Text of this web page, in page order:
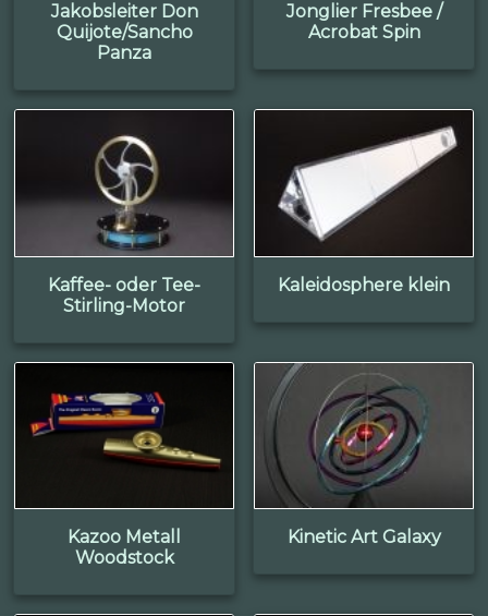
Jakobsleiter Don
Quijote/Sancho
Panza
Jonglier Fresbee /
Acrobat Spin
Kaffee- oder Tee-
Stirling-Motor
Kaleidosphere klein
Kazoo Metall
Woodstock
Kinetic Art Galaxy